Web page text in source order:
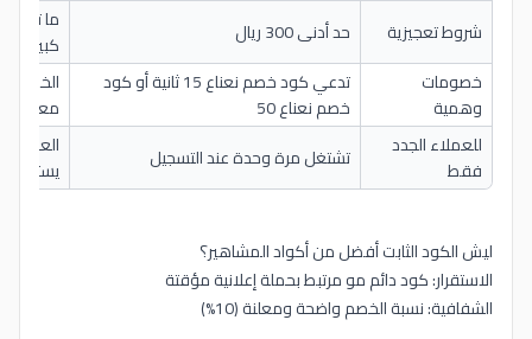
شروط تعجيزية
حد أدنى 300 ريال
ما
كبيرة
خصومات
وهمية
تدعي كود خصم نعناع 15 ثانية أو كود
خصم نعناع 50
الخصم
معدوم
للعملاء الجدد
فقط
تشتغل مرة وحدة عند التسجيل
العملاء
ليش الكود الثابت أفضل من أكواد المشاهير؟
الاستقرار: كود دائم مو مرتبط بحملة إعلانية مؤقتة
الشفافية: نسبة الخصم واضحة ومعلنة (10%)